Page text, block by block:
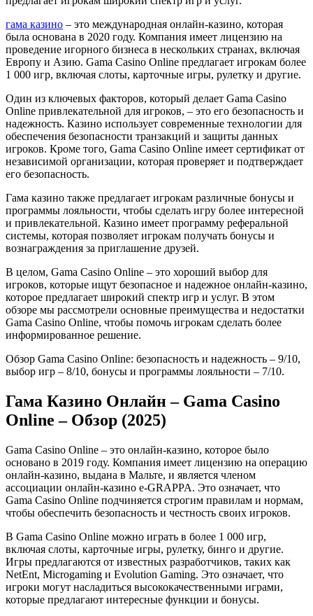
гама казино – это международная онлайн-казино, которая
была основана в 2020 году. Компания имеет лицензию на
проведение игорного бизнеса в нескольких странах, включая
Европу и Азию. Gama Casino Online предлагает игрокам более
1 000 игр, включая слоты, карточные игры, рулетку и другие.
Один из ключевых факторов, который делает Gama Casino
Online привлекательной для игроков, – это его безопасность и
надежность. Казино использует современные технологии для
обеспечения безопасности транзакций и защиты данных
игроков. Кроме того, Gama Casino Online имеет сертификат от
независимой организации, которая проверяет и подтверждает
его безопасность.
Гама казино также предлагает игрокам различные бонусы и
программы лояльности, чтобы сделать игру более интересной
и привлекательной. Казино имеет программу реферальной
системы, которая позволяет игрокам получать бонусы и
вознаграждения за приглашение друзей.
В целом, Gama Casino Online – это хороший выбор для
игроков, которые ищут безопасное и надежное онлайн-казино,
которое предлагает широкий спектр игр и услуг. В этом
обзоре мы рассмотрели основные преимущества и недостатки
Gama Casino Online, чтобы помочь игрокам сделать более
информированное решение.
Обзор Gama Casino Online: безопасность и надежность – 9/10,
выбор игр – 8/10, бонусы и программы лояльности – 7/10.
Гама Казино Онлайн – Gama Casino
Online – Обзор (2025)
Gama Casino Online – это онлайн-казино, которое было
основано в 2019 году. Компания имеет лицензию на операцию
онлайн-казино, выдана в Мальте, и является членом
ассоциации онлайн-казино e-GRAPPA. Это означает, что
Gama Casino Online подчиняется строгим правилам и нормам,
чтобы обеспечить безопасность и честность своих игроков.
В Gama Casino Online можно играть в более 1 000 игр,
включая слоты, карточные игры, рулетку, бинго и другие.
Игры предлагаются от известных разработчиков, таких как
NetEnt, Microgaming и Evolution Gaming. Это означает, что
игроки могут насладиться высококачественными играми,
которые предлагают интересные функции и бонусы.